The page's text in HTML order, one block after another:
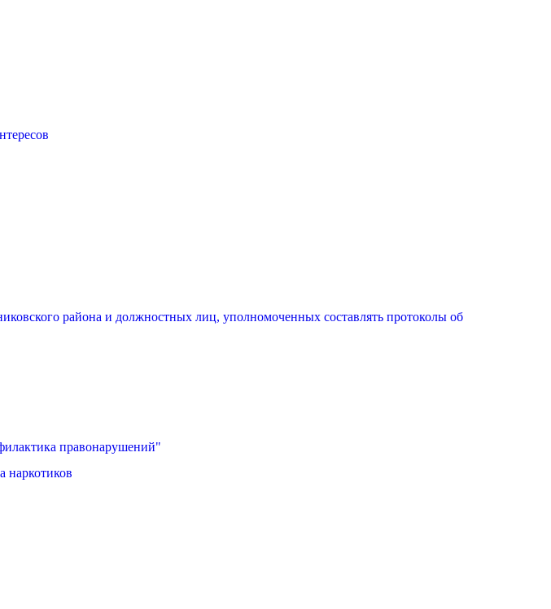
района и должностных лиц, уполномоченных составлять протоколы об
правонарушений"
наркотиков